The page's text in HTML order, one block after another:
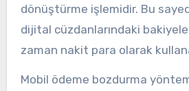
dönüştürme işlemidir. Bu
dijital cüzdanlarındaki
zaman nakit para olarak
Mobil ödeme bozdurma